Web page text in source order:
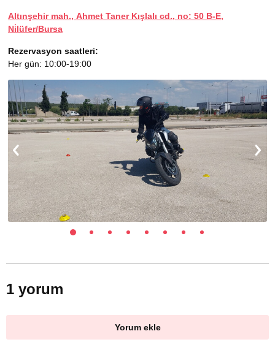
Altınşehir mah., Ahmet Taner Kışlalı cd., no: 50 B-E,
Ni̇lüfer/Bursa
Rezervasyon saatleri:
Her gün: 10:00-19:00
1 yorum
Yorum ekle